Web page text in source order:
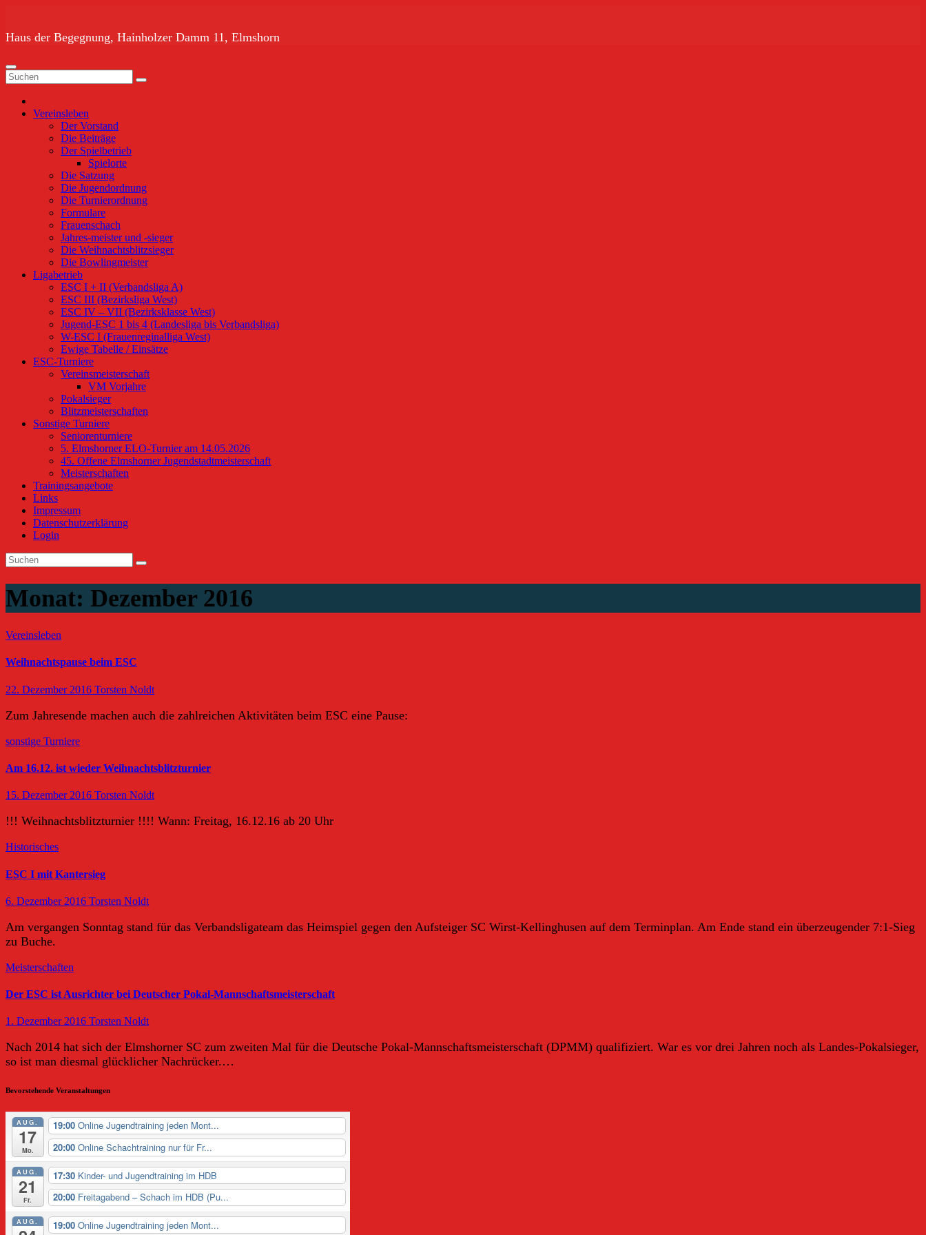
springen
Haus der Begegnung, Hainholzer Damm 11, Elmshorn
Vereinsleben
Der Vorstand
Die Beiträge
Der Spielbetrieb
Spielorte
Die Satzung
Die Jugendordnung
Die Turnierordnung
Formulare
Frauenschach
Jahres-meister und -sieger
Die Weihnachtsblitzsieger
Die Bowlingmeister
Ligabetrieb
ESC I + II (Verbandsliga A)
ESC III (Bezirksliga West)
ESC IV – VII (Bezirksklasse West)
Jugend-ESC 1 bis 4 (Landesliga bis Verbandsliga)
W-ESC I (Frauenreginalliga West)
Ewige Tabelle / Einsätze
ESC-Turniere
Vereinsmeisterschaft
VM Vorjahre
Pokalsieger
Blitzmeisterschaften
Sonstige Turniere
Seniorenturniere
5. Elmshorner ELO-Turnier am 14.05.2026
45. Offene Elmshorner Jugendstadtmeisterschaft
Meisterschaften
Trainingsangebote
Links
Impressum
Datenschutzerklärung
Login
Monat: Dezember 2016
Vereinsleben
Weihnachtspause beim ESC
22. Dezember 2016 Torsten Noldt
Zum Jahresende machen auch die zahlreichen Aktivitäten beim ESC eine Pause:
sonstige Turniere
Am 16.12. ist wieder Weihnachtsblitzturnier
15. Dezember 2016 Torsten Noldt
!!! Weihnachtsblitzturnier !!!! Wann: Freitag, 16.12.16 ab 20 Uhr
Historisches
ESC I mit Kantersieg
6. Dezember 2016 Torsten Noldt
Am vergangen Sonntag stand für das Verbandsligateam das Heimspiel gegen den Aufsteiger SC Wirst-Kellinghusen auf dem Terminplan. Am Ende stand ein überzeugender 7:1-Sieg
zu Buche.
Meisterschaften
Der ESC ist Ausrichter bei Deutscher Pokal-Mannschaftsmeisterschaft
1. Dezember 2016 Torsten Noldt
Nach 2014 hat sich der Elmshorner SC zum zweiten Mal für die Deutsche Pokal-Mannschaftsmeisterschaft (DPMM) qualifiziert. War es vor drei Jahren noch als Landes-Pokalsieger,
so ist man diesmal glücklicher Nachrücker.…
Bevorstehende Veranstaltungen
AUG.
17
Mo.
19:00 Online Jugendtraining jeden Mont...
20:00 Online Schachtraining nur für Fr...
AUG.
21
Fr.
17:30 Kinder- und Jugendtraining im HDB
20:00 Freitagabend – Schach im HDB (Pu...
AUG. 19:00 Online Jugendtraining jeden Mont...